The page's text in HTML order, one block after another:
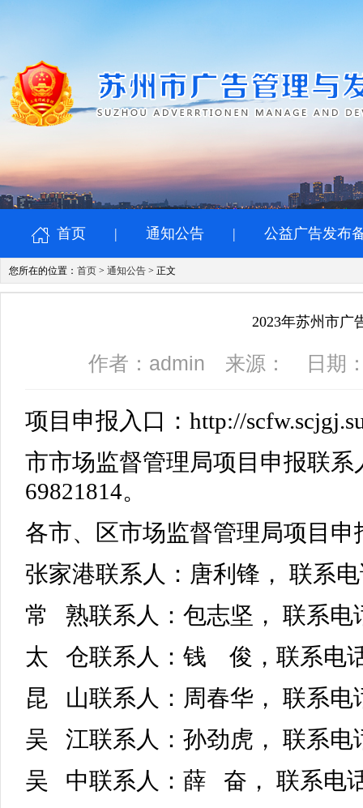
首页 | 通知公告 | 公益广告发布
您所在的位置： 首页 > 通知公告 > 正文
2023年苏州市广
作者：admin 来源： 日期
项目申报入口：http://
市市场监督管理局项目申报联
69821814。
各市、区市场监督管理局项目申
张家港联系人：唐利锋， 联系
常 熟联系人：包志坚， 联系电
太 仓联系人：钱 俊，联系电
昆 山联系人：周春华， 联系电
吴 江联系人：孙劲虎， 联系电
吴 中联系人：薛 奋， 联系电